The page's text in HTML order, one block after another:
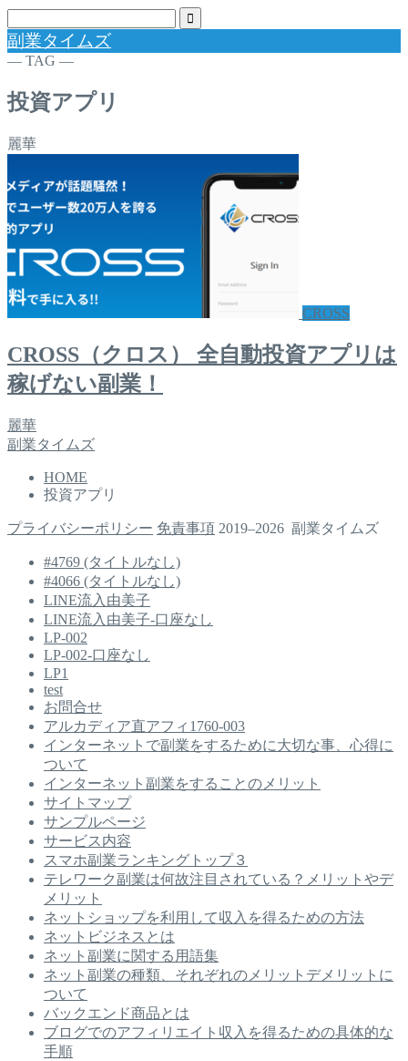
副業タイムズ
― TAG ―
投資アプリ
麗華
CROSS
CROSS（クロス） 全自動投資アプリは
稼げない副業！
麗華
副業タイムズ
HOME
投資アプリ
プライバシーポリシー 免責事項 2019–2026 副業タイムズ
#4769 (タイトルなし)
#4066 (タイトルなし)
LINE流入由美子
LINE流入由美子-口座なし
LP-002
LP-002-口座なし
LP1
test
お問合せ
アルカディア直アフィ1760-003
インターネットで副業をするために大切な事、心得に
ついて
インターネット副業をすることのメリット
サイトマップ
サンプルページ
サービス内容
スマホ副業ランキングトップ３
テレワーク副業は何故注目されている？メリットやデ
メリット
ネットショップを利用して収入を得るための方法
ネットビジネスとは
ネット副業に関する用語集
ネット副業の種類、それぞれのメリットデメリットに
ついて
バックエンド商品とは
ブログでのアフィリエイト収入を得るための具体的な
手順